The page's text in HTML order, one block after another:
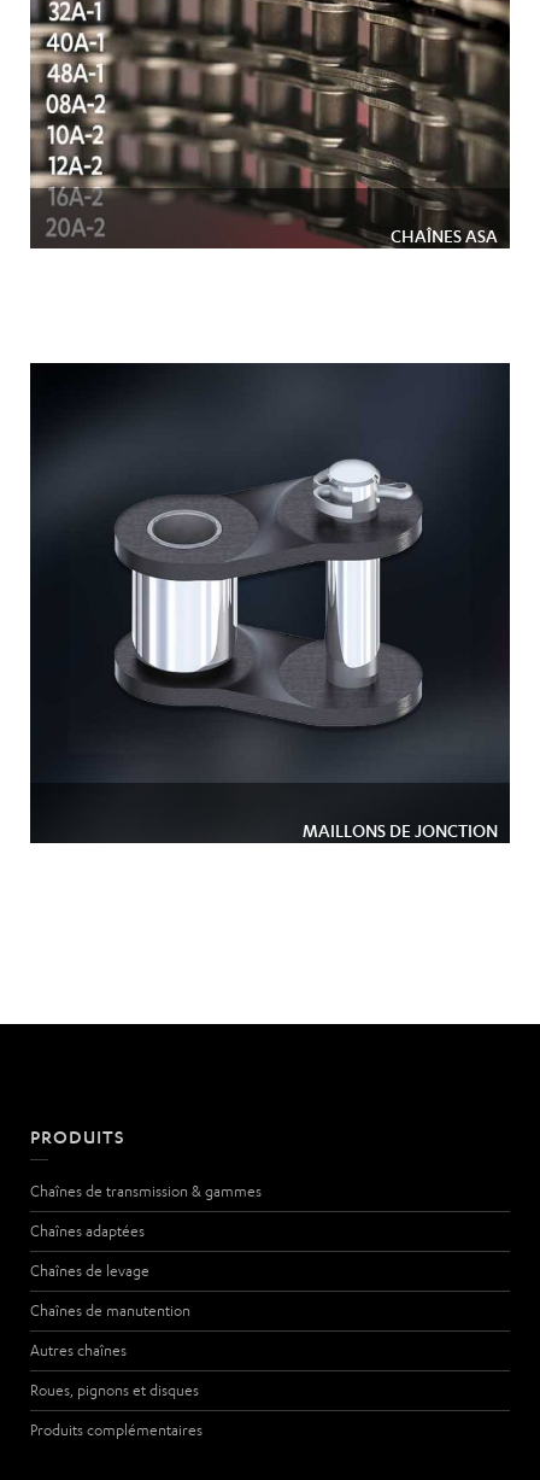
CHAÎNES ASA
MAILLONS DE JONCTION
PRODUITS
Chaînes de transmission & gammes
Chaînes adaptées
Chaînes de levage
Chaînes de manutention
Autres chaînes
Roues, pignons et disques
Produits complémentaires